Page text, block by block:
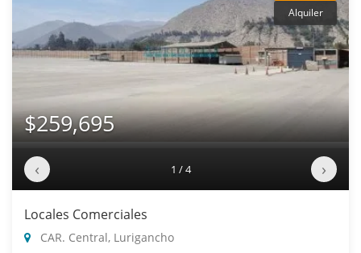
Alquiler
$259,695
‹ 1 / 4 ›
Locales Comerciales
CAR. Central, Lurigancho